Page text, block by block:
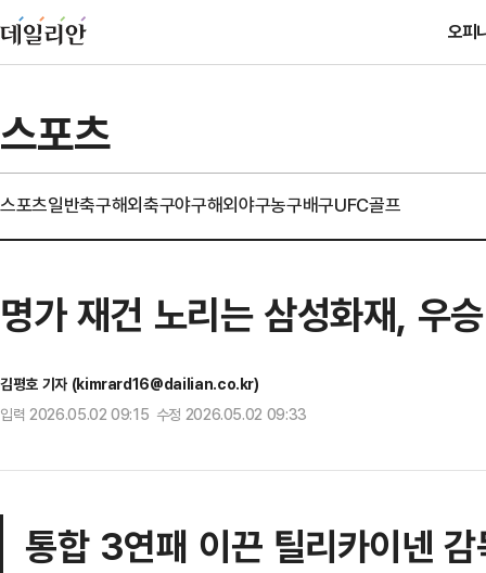
오피
스포츠
스포츠일반축구해외축구야구해외야구농구배구UFC골프
명가 재건 노리는 삼성화재, 우
김평호 기자 (kimrard16@dailian.co.kr)
입력 2026.05.02 09:15 수정 2026.05.02 09:33
통합 3연패 이끈 틸리카이넨